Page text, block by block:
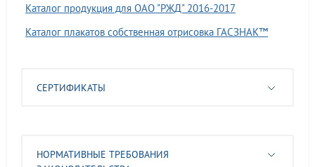
Каталог продукция для ОАО "РЖД" 2016-2017
Каталог плакатов собственная отрисовка ГАСЗНАК™
СЕРТИФИКАТЫ
НОРМАТИВНЫЕ ТРЕБОВАНИЯ